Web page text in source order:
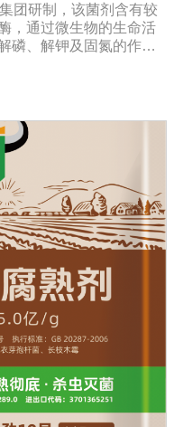
团研制，该菌剂含有较
，通过微生物的生命活
磷、解钾及固氮的作
不同程度地刺激调节植
素、系统防卫酶等多种
或诱导系统抗性间接达
，生根护根，平衡土壤
高作物的抗病性，苗齐
。●营养丰富，促进植物
细根增多，预防早衰，
麦、果树、土豆、红
蓝等瓜果、蔬菜。【注
清洗后在喷菌剂。2.本
贮 存】于阴凉干燥处保
】24个月【性 状】粉